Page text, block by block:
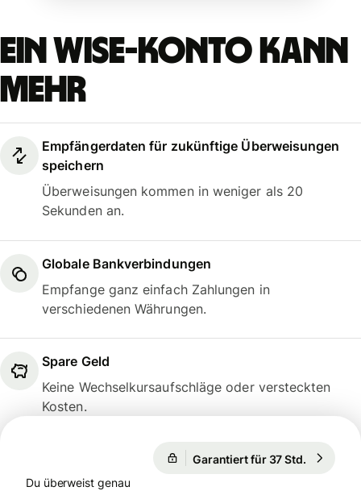
Ein Wise-Konto kann
mehr
Empfängerdaten für zukünftige Überweisungen
speichern
Überweisungen kommen in weniger als 20
Sekunden an.
Globale Bankverbindungen
Empfange ganz einfach Zahlungen in
verschiedenen Währungen.
Spare Geld
Keine Wechselkursaufschläge oder versteckten
Kosten.
Garantiert für 37 Std.
Du überweist genau